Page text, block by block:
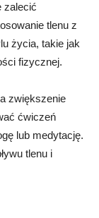
zalecić
tlenu z
życia, takie jak
fizycznej.
zwiększenie
ćwiczeń
lub medytację.
tlenu i